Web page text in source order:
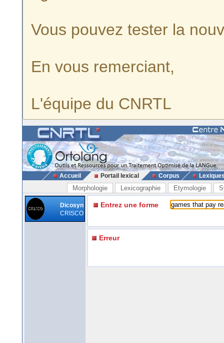
Vous pouvez tester la
En vous remerciant,
L'équipe du CNRTL
Accueil Portail lexical Corpus
Morphologie Lexicographie Etymologie
Dicosyn
CRISCO
Entrez une forme
Erreur